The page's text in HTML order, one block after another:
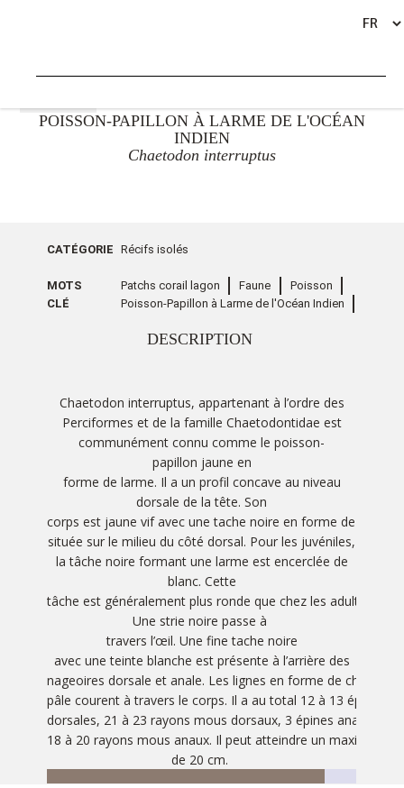
POISSON-PAPILLON À LARME DE L'OCÉAN
INDIEN
Chaetodon interruptus
CATÉGORIE Récifs isolés
MOTS
CLÉ
Patchs corail lagon Faune
Poisson
Poisson-Papillon à Larme de l'Océan Indien
DESCRIPTION
Chaetodon interruptus, appartenant à l’ordre des
Perciformes et de la famille Chaetodontidae est
communément connu comme le poisson-
papillon jaune en
forme de larme. Il a un profil concave au niveau
dorsale de la tête. Son
corps est jaune vif avec une tache noire en forme de larme
située sur le milieu du côté dorsal. Pour les juvéniles,
la tâche noire formant une larme est encerclée de
blanc. Cette
tâche est généralement plus ronde que chez les adultes.
Une strie noire passe à
travers l’œil. Une fine tache noire
avec une teinte blanche est présente à l’arrière des
nageoires dorsale et anale. Les lignes en forme de chevron
pâle courent à travers le corps. Il a au total 12 à 13 épines
dorsales, 21 à 23 rayons mous dorsaux, 3 épines anales et
18 à 20 rayons mous anaux. Il peut atteindre un maximum
de 20 cm. ​